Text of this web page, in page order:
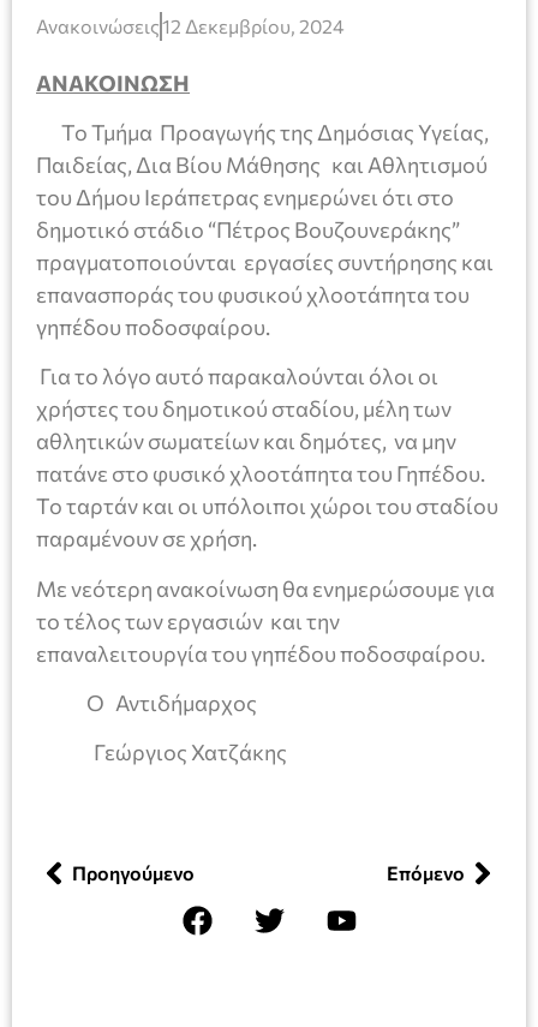
Ανακοινώσεις12 Δεκεμβρίου, 2024
ΑΝΑΚΟΙΝΩΣΗ
Το Τμήμα Προαγωγής της Δημόσιας Υγείας,
Παιδείας, Δια Βίου Μάθησης και Αθλητισμού
του Δήμου Ιεράπετρας ενημερώνει ότι στο
δημοτικό στάδιο “Πέτρος Βουζουνεράκης”
πραγματοποιούνται εργασίες συντήρησης και
επανασποράς του φυσικού χλοοτάπητα του
γηπέδου ποδοσφαίρου.
Για το λόγο αυτό παρακαλούνται όλοι οι
χρήστες του δημοτικού σταδίου, μέλη των
αθλητικών σωματείων και δημότες, να μην
πατάνε στο φυσικό χλοοτάπητα του Γηπέδου.
Το ταρτάν και οι υπόλοιποι χώροι του σταδίου
παραμένουν σε χρήση.
Με νεότερη ανακοίνωση θα ενημερώσουμε για
το τέλος των εργασιών και την
επαναλειτουργία του γηπέδου ποδοσφαίρου.
O Αντιδήμαρχος
Γεώργιος Χατζάκης
Προηγούμενο Επόμενο